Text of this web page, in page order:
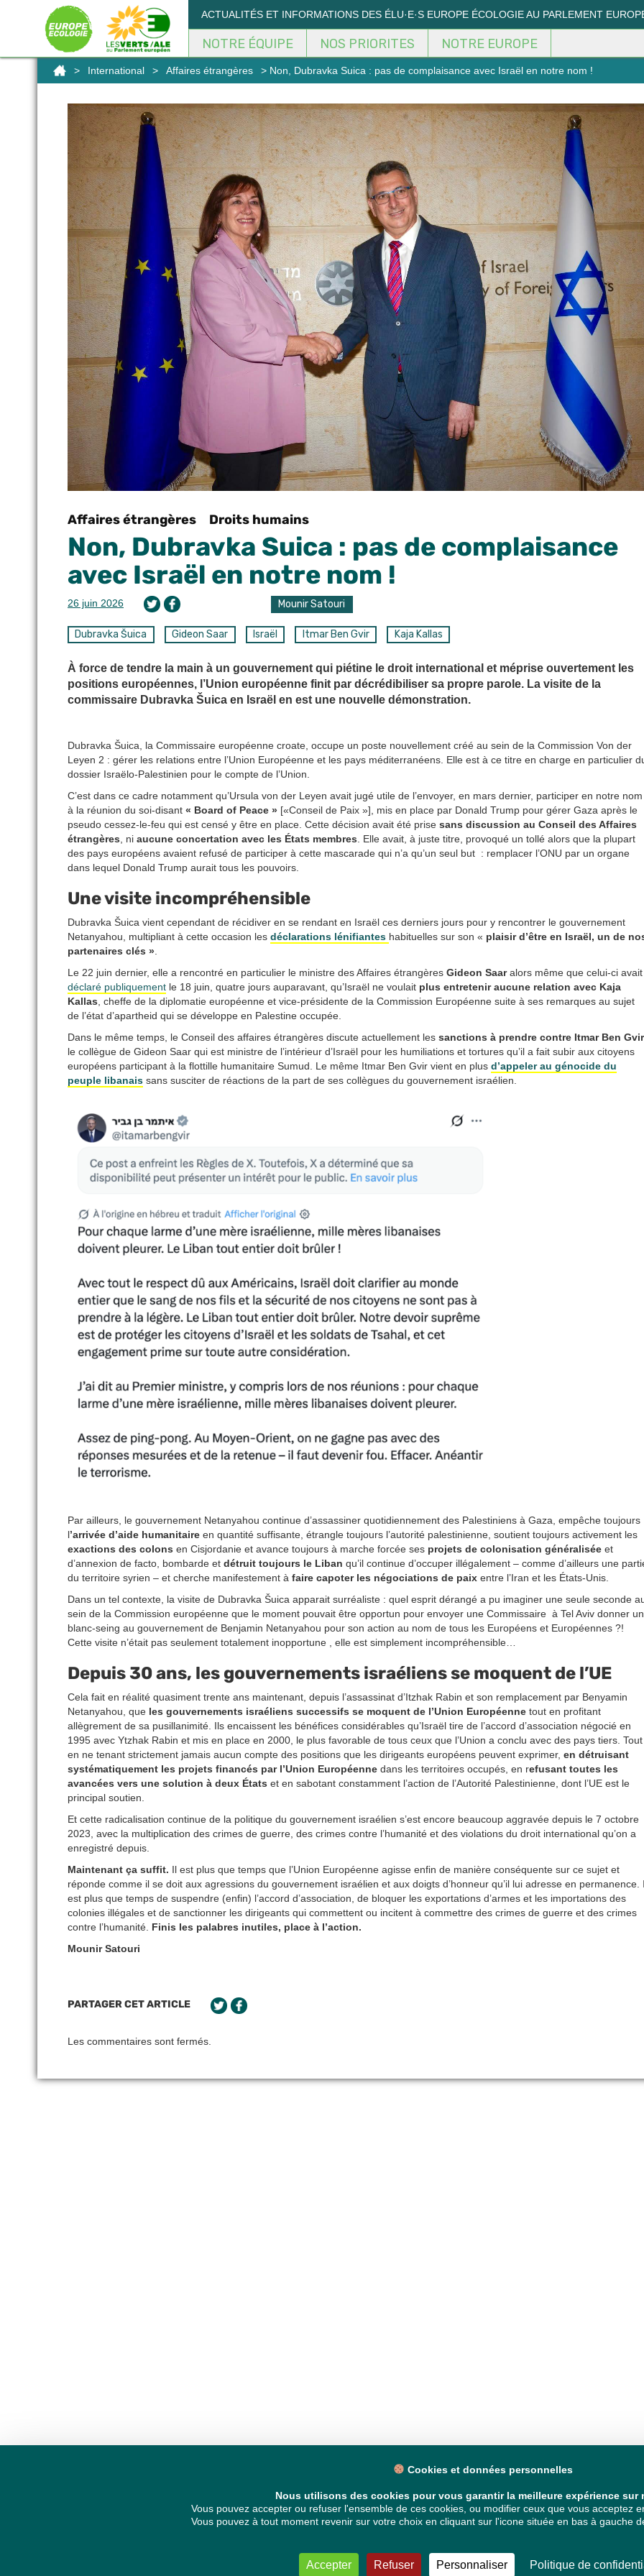
ACTUALITÉS ET INFORMATIONS DES ÉLU·E·S EUROPE ÉCOLOGIE AU PARLEMENT
NOTRE ÉQUIPE NOS PRIORITES NOTRE EUROPE
> International > Affaires étrangères > Non, Dubravka Suica : pas de complaisance avec Israël en notre nom !
Affaires étrangères Droits humains
Non, Dubravka Suica : pas de complaisance
avec Israël en notre nom !
26 juin 2026 Mounir Satouri
Dubravka Šuica Gideon Saar Israël Itmar Ben Gvir Kaja Kallas
À force de tendre la main à un gouvernement qui piétine le droit international et méprise ouvertement les
positions européennes, l’Union européenne finit par décrédibiliser sa propre parole. La visite de la
commissaire Dubravka Šuica en Israël en est une nouvelle démonstration.
Dubravka Šuica, la Commissaire européenne croate, occupe un poste nouvellement créé au sein de la Commission Von der
Leyen 2 : gérer les relations entre l’Union Européenne et les pays méditerranéens. Elle est à ce titre en charge en particulier
dossier Israëlo-Palestinien pour le compte de l’Union.
C’est dans ce cadre notamment qu’Ursula von der Leyen avait jugé utile de l’envoyer, en mars dernier, participer en notre nom
à la réunion du soi-disant « Board of Peace » [«Conseil de Paix »], mis en place par Donald Trump pour gérer Gaza après le
pseudo cessez-le-feu qui est censé y être en place. Cette décision avait été prise sans discussion au Conseil des Affaires
étrangères , ni aucune concertation avec les États membres . Elle avait, à juste titre, provoqué un tollé alors que la plupart
des pays européens avaient refusé de participer à cette mascarade qui n’a qu’un seul but : remplacer l’ONU par un organe
dans lequel Donald Trump aurait tous les pouvoirs.
Une visite incompréhensible
Dubravka Šuica vient cependant de récidiver en se rendant en Israël ces derniers jours pour y rencontrer le gouvernement
Netanyahou, multipliant à cette occasion les déclarations lénifiantes habituelles sur son « plaisir d’être en Israël, un de
partenaires clés »
Le 22 juin dernier, elle a rencontré en particulier le ministre des Affaires étrangères Gideon Saaralors même que celui-ci avait
déclaré publiquement le 18 juin, quatre jours auparavant, qu’Israël ne voulait plus entretenir aucune relation avec Kaja
Kallas , cheffe de la diplomatie européenne et vice-présidente de la Commission Européenne suite à ses remarques au sujet
de l’état d’apartheid qui se développe en Palestine occupée.
Dans le même temps, le Conseil des affaires étrangères discute actuellement les sanctions à prendre contre Itmar Ben Gvir
le collègue de Gideon Saar qui est ministre de l’intérieur d’Israël pour les humiliations et tortures qu’il a fait subir aux citoyens
européens participant à la flottille humanitaire Sumud. Le même Itmar Ben Gvir vient en plus d’appeler au génocide du
peuple libanais sans susciter de réactions de la part de ses collègues du gouvernement israélien.
Par ailleurs, le gouvernement Netanyahou continue d’assassiner quotidiennement des Palestiniens à Gaza, empêche toujours
l’arrivée d’aide humanitaire en quantité suffisante, étrangle toujours l’autorité palestinienne, soutient toujours activement les
exactions des colons en Cisjordanie et avance toujours à marche forcée ses projets de colonisation généralisée et
d’annexion de facto, bombarde et détruit toujours le Liban qu’il continue d’occuper illégalement – comme d’ailleurs une
du territoire syrien – et cherche manifestement à faire capoter les négociations de paix entre l’Iran et les États-Unis.
Dans un tel contexte, la visite de Dubravka Šuica apparait surréaliste : quel esprit dérangé a pu imaginer une seule seconde
sein de la Commission européenne que le moment pouvait être opportun pour envoyer une Commissaire à Tel Aviv donner un
blanc-seing au gouvernement de Benjamin Netanyahou pour son action au nom de tous les Européens et Européennes ?!
Cette visite n’était pas seulement totalement inopportune , elle est simplement incompréhensible…
Depuis 30 ans, les gouvernements israéliens se moquent de l’UE
Cela fait en réalité quasiment trente ans maintenant, depuis l’assassinat d’Itzhak Rabin et son remplacement par Benyamin
Netanyahou, que les gouvernements israéliens successifs se moquent de l’Union Européenne tout en profitant
allègrement de sa pusillanimité. Ils encaissent les bénéfices considérables qu’Israël tire de l’accord d’association négocié en
1995 avec Ytzhak Rabin et mis en place en 2000, le plus favorable de tous ceux que l’Union a conclu avec des pays tiers. Tout
en ne tenant strictement jamais aucun compte des positions que les dirigeants européens peuvent exprimer, en détruisant
systématiquement les projets financés par l’Union Européenne dans les territoires occupés, en refusant toutes les
avancées vers une solution à deux États et en sabotant constamment l’action de l’Autorité Palestinienne, dont l’UE est le
principal soutien.
Et cette radicalisation continue de la politique du gouvernement israélien s’est encore beaucoup aggravée depuis le 7 octobre
2023, avec la multiplication des crimes de guerre, des crimes contre l’humanité et des violations du droit international qu’on a
enregistré depuis.
Maintenant ça suffit. Il est plus que temps que l’Union Européenne agisse enfin de manière conséquente sur ce sujet et
réponde comme il se doit aux agressions du gouvernement israélien et aux doigts d’honneur qu’il lui adresse en permanence.
est plus que temps de suspendre (enfin) l’accord d’association, de bloquer les exportations d’armes et les importations des
colonies illégales et de sanctionner les dirigeants qui commettent ou incitent à commettre des crimes de guerre et des crimes
contre l’humanité. Finis les palabres inutiles, place à l’action.
Mounir Satouri
PARTAGER CET ARTICLE
Les commentaires sont fermés.
Panneau de gestion des cookies
Cookies et données personnelles
Nous utilisons des cookies pour vous garantir la meilleure expérience sur
Vous pouvez accepter ou refuser l'ensemble de ces cookies, ou modifier ceux que vous acceptez
Vous pouvez à tout moment revenir sur votre choix en cliquant sur l'icone située en bas à gauche
Accepter Refuser Personnaliser Politique de